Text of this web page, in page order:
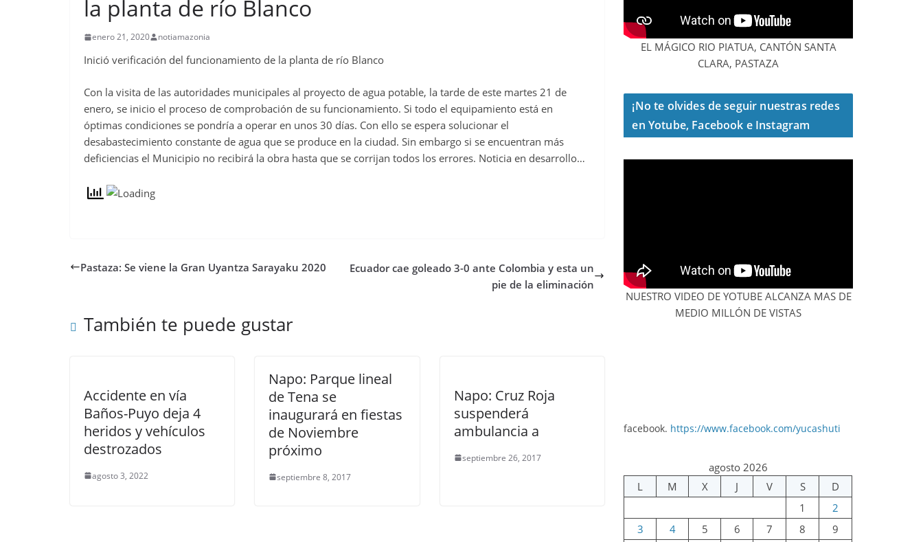
la planta de río Blanco
enero 21, 2020 notiamazonia
Inició verificación del funcionamiento de la planta de río Blanco
Con la visita de las autoridades municipales al proyecto de agua potable, la tarde de este martes 21 de
enero, se inicio el proceso de comprobación de su funcionamiento. Si todo el equipamiento está en
óptimas condiciones se pondría a operar en unos 30 días. Con ello se espera solucionar el
desabastecimiento constante de agua que se produce en la ciudad. Sin embargo si se encuentran más
deficiencias el Municipio no recibirá la obra hasta que se corrijan todos los errores. Noticia en desarrollo…
Pastaza: Se viene la Gran Uyantza Sarayaku 2020
Ecuador cae goleado 3-0 ante Colombia y esta un
pie de la eliminación
También te puede gustar
Accidente en vía
Baños-Puyo deja 4
heridos y vehículos
destrozados
agosto 3, 2022
Napo: Parque lineal
de Tena se
inaugurará en fiestas
de Noviembre
próximo
septiembre 8, 2017
Napo: Cruz Roja
suspenderá
ambulancia a
septiembre 26, 2017
EL MÁGICO RIO PIATUA, CANTÓN SANTA
CLARA, PASTAZA
¡No te olvides de seguir nuestras redes
en Yotube, Facebook e Instagram
NUESTRO VIDEO DE YOTUBE ALCANZA MAS DE
MEDIO MILLÓN DE VISTAS
facebook. https://www.facebook.com/yucashuti
agosto 2026
L
M X J V S
D
1
2
3
4 5 6 7 8
9